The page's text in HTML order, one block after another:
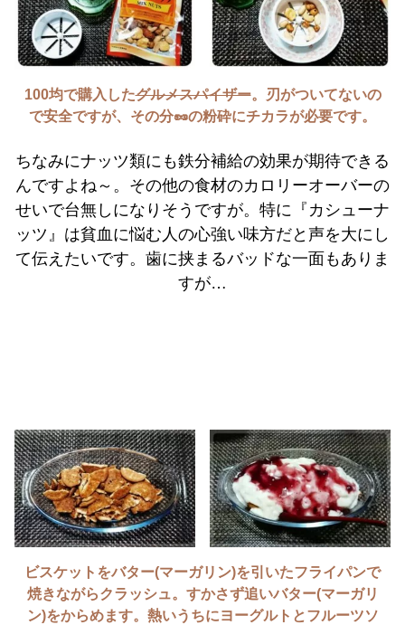
100均で購入したグルメスパイザー。刃がついてないの
で安全ですが、その分🥜の粉砕にチカラが必要です。
ちなみにナッツ類にも鉄分補給の効果が期待できる
んですよね～。その他の食材のカロリーオーバーの
せいで台無しになりそうですが。特に『カシューナ
ッツ』は貧血に悩む人の心強い味方だと声を大にし
て伝えたいです。歯に挟まるバッドな一面もありま
すが…
ビスケットをバター(マーガリン)を引いたフライパンで
焼きながらクラッシュ。すかさず追いバター(マーガリ
ン)をからめます。熱いうちにヨーグルトとフルーツソ